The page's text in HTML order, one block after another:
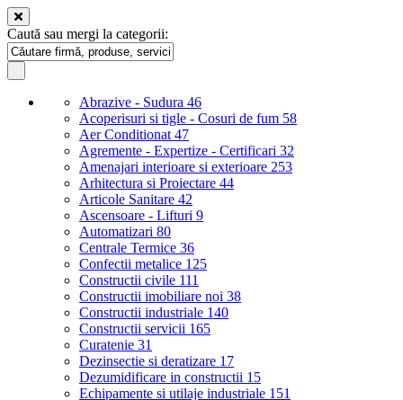
Caută sau mergi la categorii:
Abrazive - Sudura 46
Acoperisuri si tigle - Cosuri de fum 58
Aer Conditionat 47
Agremente - Expertize - Certificari 32
Amenajari interioare si exterioare 253
Arhitectura si Proiectare 44
Articole Sanitare 42
Ascensoare - Lifturi 9
Automatizari 80
Centrale Termice 36
Confectii metalice 125
Constructii civile 111
Constructii imobiliare noi 38
Constructii industriale 140
Constructii servicii 165
Curatenie 31
Dezinsectie si deratizare 17
Dezumidificare in constructii 15
Echipamente si utilaje industriale 151